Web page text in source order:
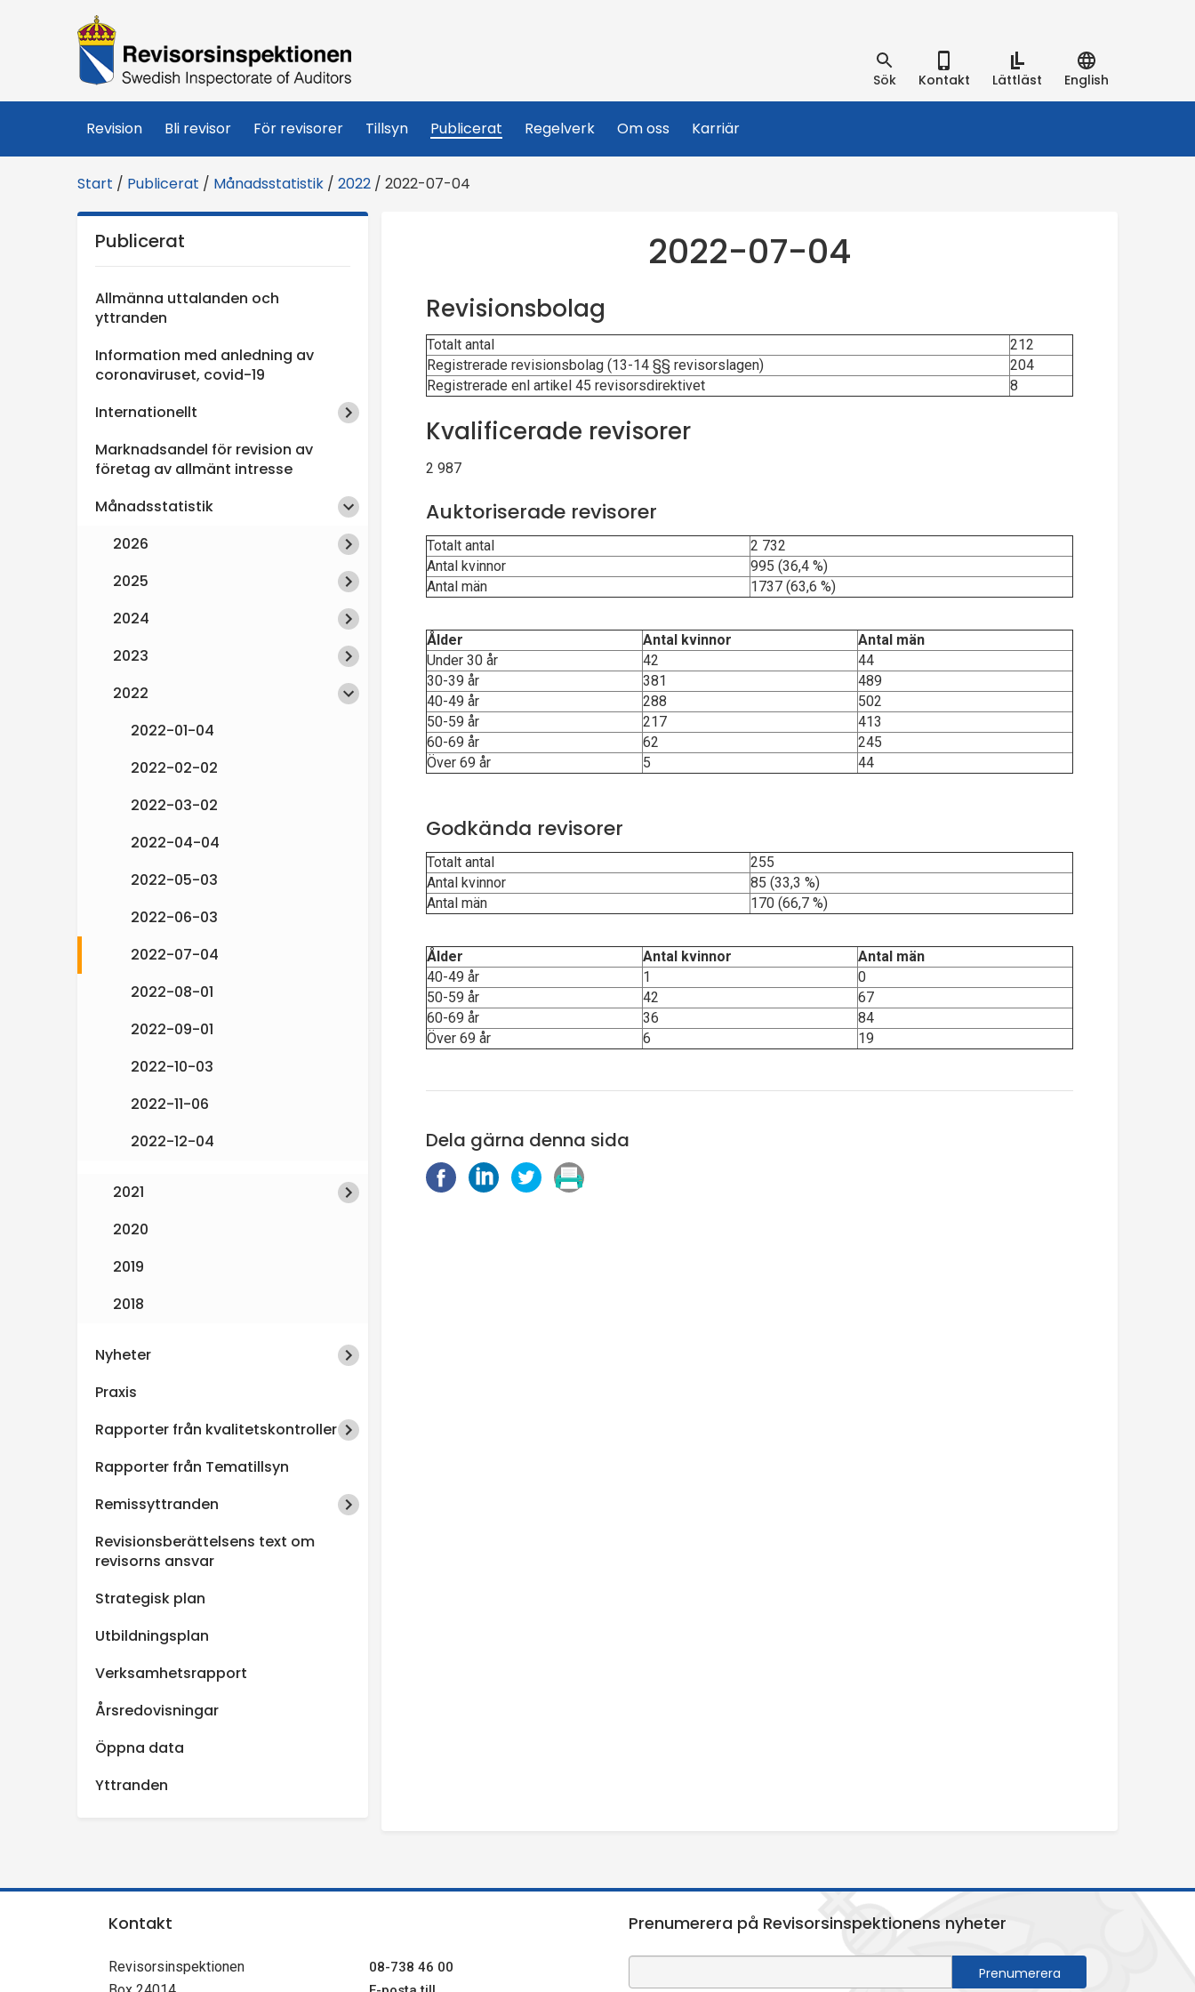
R
e
v
i
s
o
n
p
Sök Kontakt Lättläst English
Revision Bli revisor För revisorer Tillsyn Publicerat Regelverk Om oss Karriär
Start / Publicerat / Månadsstatistik / 2022 / 2022-07-04
2022-07-04
Revisionsbolag
Totalt antal
212
Registrerade revisionsbolag (13-14 §§ revisorslagen)
204
Registrerade enl artikel 45 revisorsdirektivet
8
Kvalificerade revisorer
2 987
Auktoriserade revisorer
Totalt antal
2 732
Antal kvinnor
995 (36,4 %)
Antal män
1737 (63,6 %)
Ålder Antal kvinnor
Antal män
Under 30 år
42
44
30-39 år
381
489
40-49 år
288
502
50-59 år
217
413
60-69 år
62
245
Över 69 år
5 44
Godkända revisorer
Totalt antal
255
Antal kvinnor
85 (33,3 %)
Antal män
170 (66,7 %)
Ålder Antal kvinnor
Antal män
40-49 år
1
0
50-59 år
42
67
60-69 år
36
84
Över 69 år
6 19
Dela gärna denna sida
D
D
D
S
Publicerat
Allmänna uttalanden och
yttranden
Information med anledning av
coronaviruset, covid-19
Internationellt
Marknadsandel för revision av
företag av allmänt intresse
Månadsstatistik
2026
2025
2024
2023
2022
2022-01-04
2022-02-02
2022-03-02
2022-04-04
2022-05-03
2022-06-03
2022-07-04
2022-08-01
2022-09-01
2022-10-03
2022-11-06
2022-12-04
2021
2020
2019
2018
Nyheter
Praxis
Rapporter från kvalitetskontroller
Rapporter från Tematillsyn
Remissyttranden
Revisionsberättelsens text om
revisorns ansvar
Strategisk plan
Utbildningsplan
Verksamhetsrapport
Årsredovisningar
Öppna data
Yttranden
Kontakt
Revisorsinspektionen
08-738 46 00
Prenumerera på Revisorsinspektionens nyheter